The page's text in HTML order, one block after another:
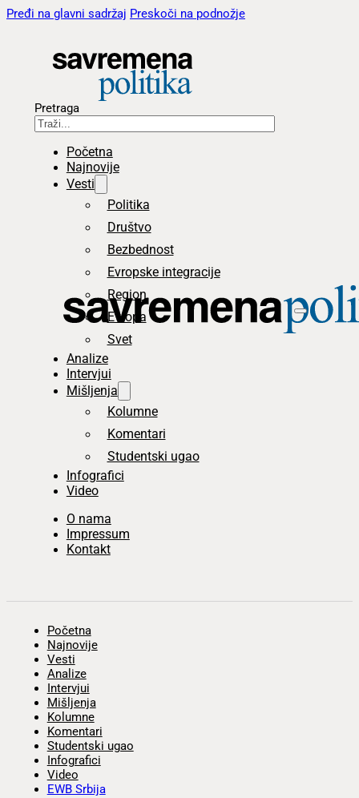
Pređi na glavni sadržaj Preskoči na podnožje
Pretraga
Početna
Najnovije
Vesti
Politika
Društvo
Bezbednost
Evropske integracije
Region
Evropa
Svet
Analize
Intervjui
Mišljenja
Kolumne
Komentari
Studentski ugao
Infografici
Video
O nama
Impressum
Kontakt
Početna
Najnovije
Vesti
Analize
Intervjui
Mišljenja
Kolumne
Komentari
Studentski ugao
Infografici
Video
EWB Srbija